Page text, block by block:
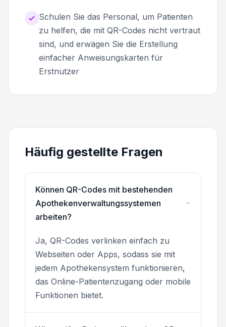
Schulen Sie das Personal, um Patienten
zu helfen, die mit QR-Codes nicht vertraut
sind, und erwägen Sie die Erstellung
einfacher Anweisungskarten für
Erstnutzer
Häufig gestellte Fragen
Können QR-Codes mit bestehenden
Apothekenverwaltungssystemen
arbeiten?
Ja, QR-Codes verlinken einfach zu
Webseiten oder Apps, sodass sie mit
jedem Apothekensystem funktionieren,
das Online-Patientenzugang oder mobile
Funktionen bietet.